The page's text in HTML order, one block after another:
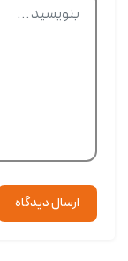
ارسال دیدگاه